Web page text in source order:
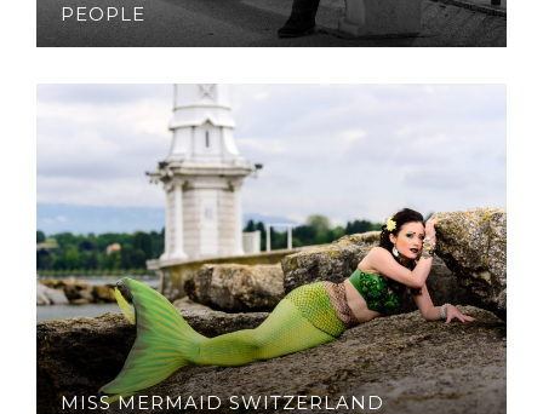
PEOPLE
MISS MERMAID SWITZERLAND